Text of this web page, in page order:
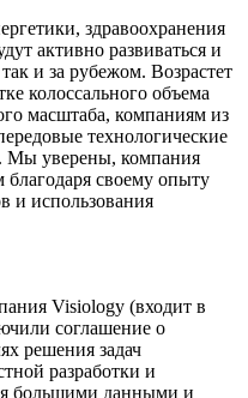
здравоохранения
активно развиваться и
и за рубежом. Возрастет
колоссального объема
масштаба, компаниям из
технологические
Мы уверены, компания
благодаря своему опыту
и использования
Visiology (входит в
соглашение о
решения задач
разработки и
большими данными и